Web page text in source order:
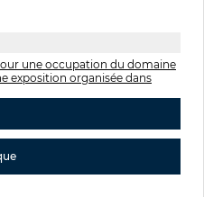
une occupation du domaine
exposition organisée dans